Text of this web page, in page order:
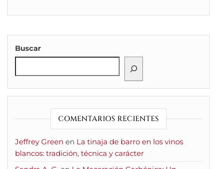
Buscar
COMENTARIOS RECIENTES
Jeffrey Green en La tinaja de barro en los vinos
blancos: tradición, técnica y carácter